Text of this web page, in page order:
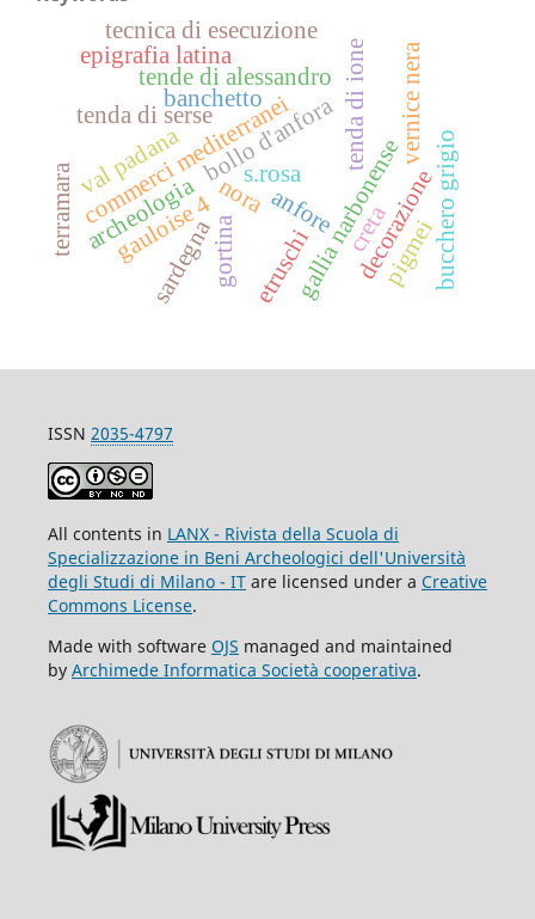
anfore
bollo d'anfora
commerci mediterraneigallia narbonense
gauloise 4nora
sardegna
tenda di serse tenda di ione
tende di alessandro
banchetto
epigrafia latina
tecnica di esecuzione
creta
gortina decorazionebucchero grigio
vernice nera
etruschi
val padana
terramara s.rosa
archeologia pigmei
ISSN 2035-4797
All contents in LANX - Rivista della Scuola di
Specializzazione in Beni Archeologici dell'Università
degli Studi di Milano - ITare licensed under a Creative
Commons License.
Made with software OJS managed and maintained
by Archimede Informatica Società cooperativa.